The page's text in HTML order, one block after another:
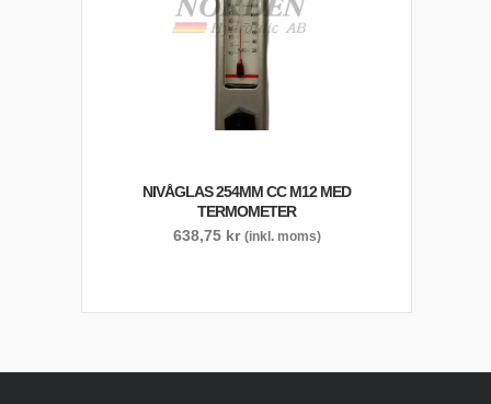
NIVÅGLAS 254MM CC M12 MED
TERMOMETER
638,75 kr (inkl. moms)